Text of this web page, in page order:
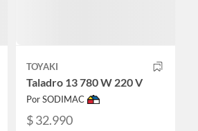
TOYAKI
Taladro 13 780 W 220 V
Por SODIMAC
$ 32.990